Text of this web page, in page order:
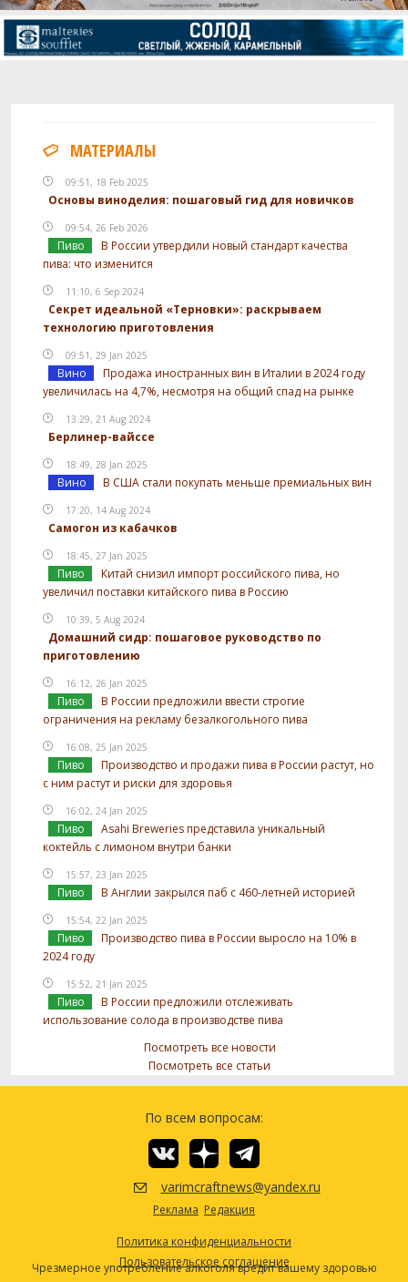
МАТЕРИАЛЫ
09:51, 18 Feb 2025
Основы виноделия: пошаговый гид для новичков
09:54, 26 Feb 2026
Пиво
В России утвердили новый стандарт качества
пива: что изменится
11:10, 6 Sep 2024
Секрет идеальной «Терновки»: раскрываем
технологию приготовления
09:51, 29 Jan 2025
Вино
Продажа иностранных вин в Италии в 2024 году
увеличилась на 4,7%, несмотря на общий спад на рынке
13:29, 21 Aug 2024
Берлинер-вайссе
18:49, 28 Jan 2025
Вино В США стали покупать меньше премиальных вин
17:20, 14 Aug 2024
Самогон из кабачков
18:45, 27 Jan 2025
Пиво
Китай снизил импорт российского пива, но
увеличил поставки китайского пива в Россию
10:39, 5 Aug 2024
Домашний сидр: пошаговое руководство по
приготовлению
16:12, 26 Jan 2025
Пиво
В России предложили ввести строгие
ограничения на рекламу безалкогольного пива
16:08, 25 Jan 2025
Пиво
Производство и продажи пива в России растут, но
с ним растут и риски для здоровья
16:02, 24 Jan 2025
Пиво
Asahi Breweries представила уникальный
коктейль с лимоном внутри банки
15:57, 23 Jan 2025
Пиво В Англии закрылся паб с 460-летней историей
15:54, 22 Jan 2025
Пиво
Производство пива в России выросло на 10% в
2024 году
15:52, 21 Jan 2025
Пиво
В России предложили отслеживать
использование солода в производстве пива
Посмотреть все новости
Посмотреть все статьи
По всем вопросам:
varimcraftnews@yandex.ru
Реклама Редакция
Политика конфиденциальности
Пользовательское соглашение
Чрезмерное употребление алкоголя вредит вашему здоровью